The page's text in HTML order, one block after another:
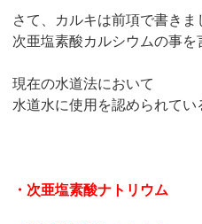
さて、カルキは前項で書きま
次亜塩素酸カルシウムの事を
現在の水道法において
水道水に使用を認められてい
・次亜塩素酸ナトリウム